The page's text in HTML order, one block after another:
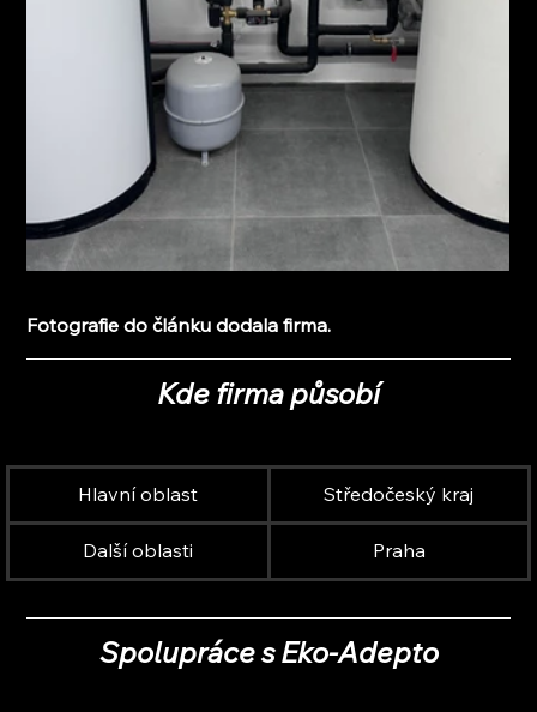
Fotografie do článku dodala firma.
Kde firma působí
Hlavní oblast Středočeský kraj
Další oblasti Praha
Spolupráce s Eko-Adepto